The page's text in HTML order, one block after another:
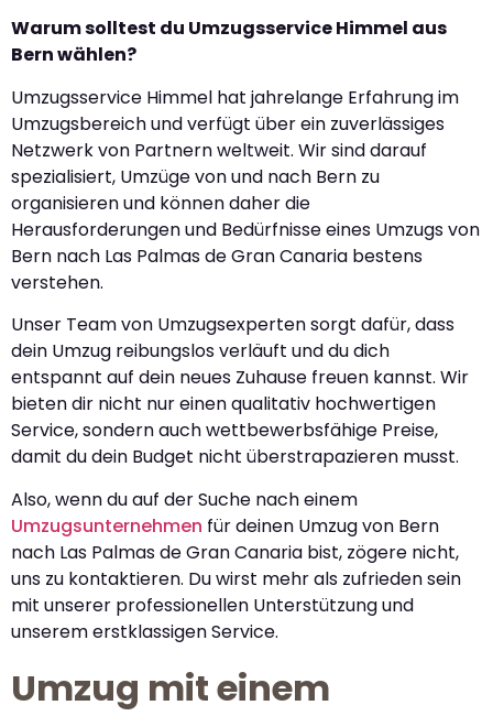
Warum solltest du Umzugsservice Himmel aus
Bern wählen?
Umzugsservice Himmel hat jahrelange Erfahrung im
Umzugsbereich und verfügt über ein zuverlässiges
Netzwerk von Partnern weltweit. Wir sind darauf
spezialisiert, Umzüge von und nach Bern zu
organisieren und können daher die
Herausforderungen und Bedürfnisse eines Umzugs von
Bern nach Las Palmas de Gran Canaria bestens
verstehen.
Unser Team von Umzugsexperten sorgt dafür, dass
dein Umzug reibungslos verläuft und du dich
entspannt auf dein neues Zuhause freuen kannst. Wir
bieten dir nicht nur einen qualitativ hochwertigen
Service, sondern auch wettbewerbsfähige Preise,
damit du dein Budget nicht überstrapazieren musst.
Also, wenn du auf der Suche nach einem
Umzugsunternehmen für deinen Umzug von Bern
nach Las Palmas de Gran Canaria bist, zögere nicht,
uns zu kontaktieren. Du wirst mehr als zufrieden sein
mit unserer professionellen Unterstützung und
unserem erstklassigen Service.
Umzug mit einem